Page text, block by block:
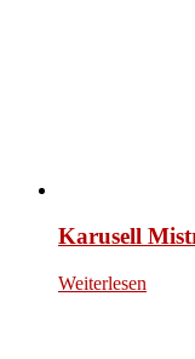
Karusell
Weiterlesen